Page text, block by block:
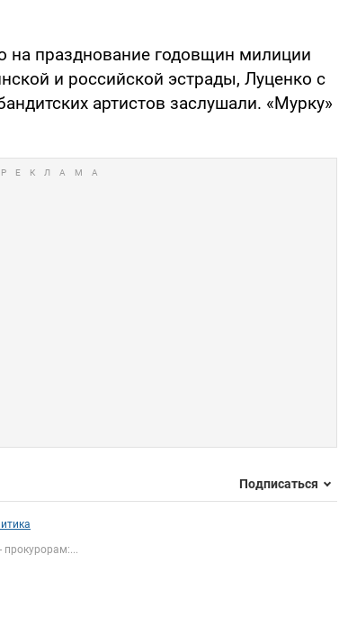
на празднование годовщин милиции
и российской эстрады, Луценко с
артистов заслушали. «Мурку»
Подписаться
прокурорам:...